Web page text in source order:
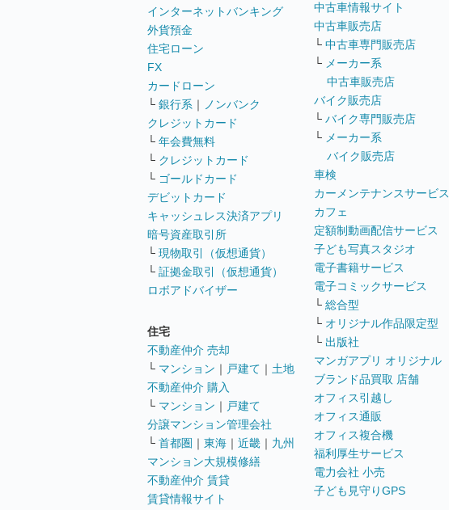
インターネットバンキング
外貨預金
住宅ローン
FX
カードローン
└ 銀行系 ｜
ノンバンク
クレジットカード
└ 年会費無料
└ クレジットカード
└ ゴールドカード
デビットカード
キャッシュレス決済アプリ
暗号資産取引所
└ 現物取引（仮想通貨）
└ 証拠金取引（仮想通貨）
ロボアドバイザー
住宅
不動産仲介 売却
└ マンション ｜ 戸建て ｜ 土地
不動産仲介 購入
└ マンション ｜ 戸建て
分譲マンション管理会社
└ 首都圏 ｜ 東海 ｜ 近畿 ｜ 九州
マンション大規模修繕
不動産仲介 賃貸
賃貸情報サイト
中古車情報サイト
中古車販売店
└ 中古車専門販売店
└ メーカー系
中古車販売店
バイク販売店
└ バイク専門販売店
└ メーカー系
バイク販売店
車検
カーメンテナンスサービス
カフェ
定額制動画配信サービス
子ども写真スタジオ
電子書籍サービス
電子コミックサービス
└ 総合型
└ オリジナル作品限定型
└ 出版社
マンガアプリ オリジナル
ブランド品買取 店舗
オフィス引越し
オフィス通販
オフィス複合機
福利厚生サービス
電力会社 小売
子ども見守りGPS